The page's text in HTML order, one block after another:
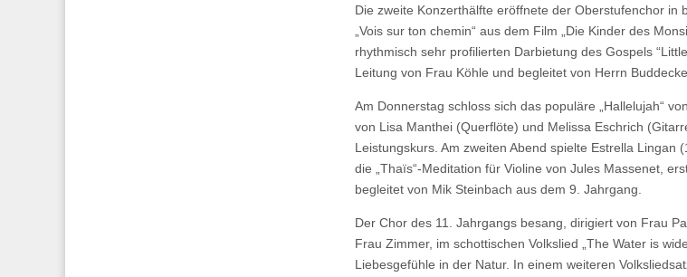
Die zweite Konzerthälfte eröffnete der Oberstufenchor in
„Vois sur ton chemin“ aus dem Film „Die Kinder des
rhythmisch sehr profilierten Darbietung des Gospels
Leitung von Frau Köhle und begleitet von Herrn
Am Donnerstag schloss sich das populäre „Hallelujah“
von Lisa Manthei (Querflöte) und Melissa Eschrich
Leistungskurs. Am zweiten Abend spielte Estrella Lingan
die „Thaïs“-Meditation für Violine von Jules Massenet,
begleitet von Mik Steinbach aus dem 9. Jahrgang.
Der Chor des 11. Jahrgangs besang, dirigiert von Frau
Frau Zimmer, im schottischen Volkslied „The Water is
Liebesgefühle in der Natur. In einem weiteren